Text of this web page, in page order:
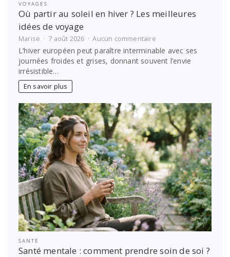
VOYAGES
Où partir au soleil en hiver ? Les meilleures
idées de voyage
Marise 7 août 2026 Aucun commentairesur
Où
partir
au
Les
meilleures
idées
de
voyage
L’hiver européen peut paraître interminable avec ses
journées froides et grises, donnant souvent l’envie
irrésistible…
En savoir plus
SANTÉ
Santé mentale : comment prendre soin de soi ?